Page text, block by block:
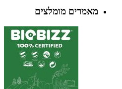
מאמרים מומלצים